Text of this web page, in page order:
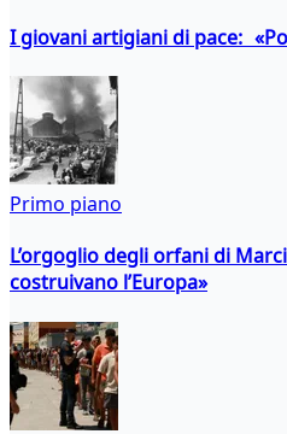
I giovani artigiani di pace:
Primo piano
L’orgoglio degli orfani di
costruivano l’Europa»